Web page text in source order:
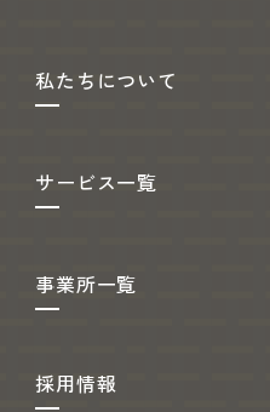
私たちについて
サービス一覧
事業所一覧
採用情報